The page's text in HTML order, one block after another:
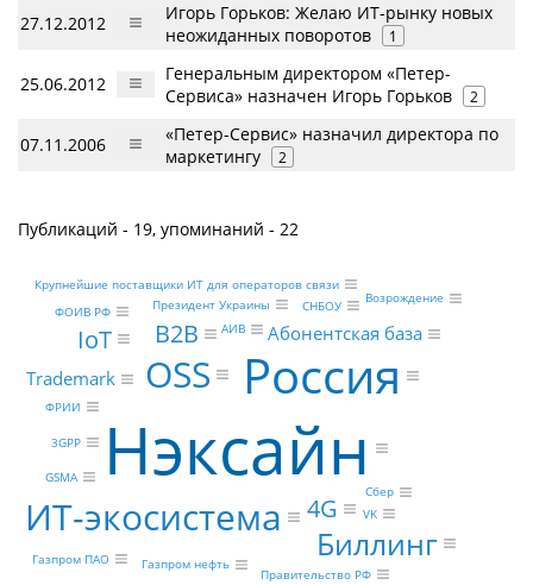
27.12.2012
Игорь Горьков: Желаю ИТ-рынку новых
неожиданных поворотов
1
25.06.2012
Генеральным директором «Петер-
Сервиса» назначен Игорь Горьков
2
07.11.2006
«Петер-Сервис» назначил директора по
маркетингу
2
Публикаций - 19, упоминаний - 22
Нэксайн
Россия
OSS
ИТ-экосистема
Биллинг
4G
B2B
IoT
Абонентская база
Trademark
VK
Сбер
Газпром ПАО Газпром нефть
Возрождение
СНБОУ
Президент Украины
ФРИИ
ФОИВ РФ
Правительство РФ
3GPP
GSMA
АИВ
Крупнейшие поставщики ИТ для операторов связи